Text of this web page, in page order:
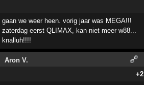
gaan we weer heen. vorig jaar was MEGA!!!
zaterdag eerst QLIMAX, kan niet meer w88...
knalluh!!!!
Aron V.
+2